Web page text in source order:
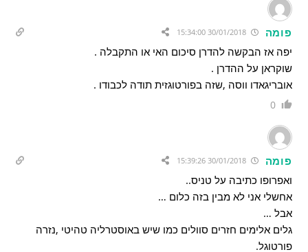
פומה 30/01/2018 15:34:00
יפה אז הבקשה להדרן סיכום האי או התקבלה .
שוקראן על ההדרן .
אובריגאדו ווסה ,שזה בפורטוגזית תודה לכבודו .
0
פומה 30/01/2018 15:39:26
ואפרופו כתיבה על טניס..
אחשלי אני לא מבין בזה כלום …
אבל …
גלים אלימים חזרים סוולים כמו שיש באוסטרליה טהיטי ,נזרה
פורטוגל.